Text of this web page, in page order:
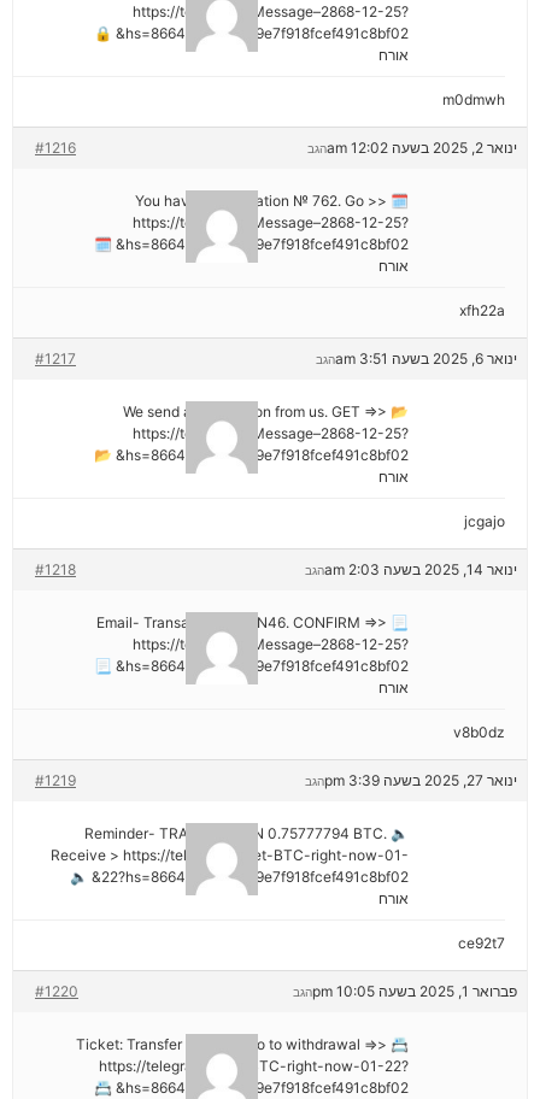
https://telegra.ph/Message–2868-12-25?
hs=8664c520642b9e7f918fcef491c8bf02& 🔒
אורח
m0dmwh
ינואר 2, 2025 בשעה 12:02 am #1216 הגב
🗓 You have a notification № 762. Go >>
https://telegra.ph/Message–2868-12-25?
hs=8664c520642b9e7f918fcef491c8bf02& 🗓
אורח
xfh22a
ינואר 6, 2025 בשעה 3:51 am #1217 הגב
📂 We send a transaction from us. GET =>>
https://telegra.ph/Message–2868-12-25?
hs=8664c520642b9e7f918fcef491c8bf02& 📂
אורח
jcgajo
ינואר 14, 2025 בשעה 2:03 am #1218 הגב
📃 Email- Transaction NoGN46. CONFIRM =>>
https://telegra.ph/Message–2868-12-25?
hs=8664c520642b9e7f918fcef491c8bf02& 📃
אורח
v8b0dz
ינואר 27, 2025 בשעה 3:39 pm #1219 הגב
🔈 Reminder- TRANSACTION 0.75777794 BTC.
Receive > https://telegra.ph/Get-BTC-right-now-01-
22?hs=8664c520642b9e7f918fcef491c8bf02& 🔈
אורח
ce92t7
פברואר 1, 2025 בשעה 10:05 pm #1220 הגב
📇 Ticket: Transfer №NB26. Go to withdrawal =>>
https://telegra.ph/Get-BTC-right-now-01-22?
hs=8664c520642b9e7f918fcef491c8bf02& 📇